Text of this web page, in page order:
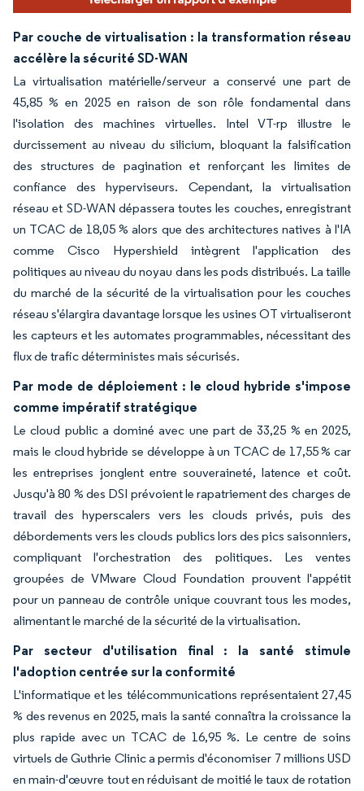
Par couche de virtualisation : la transformation réseau
accélère la sécurité SD-WAN
La virtualisation matérielle/serveur a conservé une part de
45,85 % en 2025 en raison de son rôle fondamental dans
l'isolation des machines virtuelles. Intel VT-rp illustre le
durcissement au niveau du silicium, bloquant la falsification
des structures de pagination et renforçant les limites de
confiance des hyperviseurs. Cependant, la virtualisation
réseau et SD-WAN dépassera toutes les couches, enregistrant
un TCAC de 18,05 % alors que des architectures natives à l'IA
comme Cisco Hypershield intègrent l'application des
politiques au niveau du noyau dans les pods distribués. La taille
du marché de la sécurité de la virtualisation pour les couches
réseau s'élargira davantage lorsque les usines OT virtualiseront
les capteurs et les automates programmables, nécessitant des
flux de trafic déterministes mais sécurisés.
Par mode de déploiement : le cloud hybride s'impose
comme impératif stratégique
Le cloud public a dominé avec une part de 33,25 % en 2025,
mais le cloud hybride se développe à un TCAC de 17,55 % car
les entreprises jonglent entre souveraineté, latence et coût.
Jusqu'à 80 % des DSI prévoient le rapatriement des charges de
travail des hyperscalers vers les clouds privés, puis des
débordements vers les clouds publics lors des pics saisonniers,
compliquant l'orchestration des politiques. Les ventes
groupées de VMware Cloud Foundation prouvent l'appétit
pour un panneau de contrôle unique couvrant tous les modes,
alimentant le marché de la sécurité de la virtualisation.
Par secteur d'utilisation final : la santé stimule
l'adoption centrée sur la conformité
L'informatique et les télécommunications représentaient 27,45
% des revenus en 2025, mais la santé connaîtra la croissance la
plus rapide avec un TCAC de 16,95 %. Le centre de soins
virtuels de Guthrie Clinic a permis d'économiser 7 millions USD
en main-d'œuvre tout en réduisant de moitié le taux de rotation